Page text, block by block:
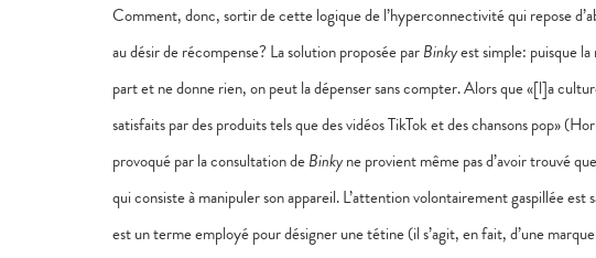
Comment, donc, sortir de cette logique de l’hyperconnectivité qui repose
au désir de récompense? La solution proposée parBinkyest simple: puisque
part et ne donne rien, on peut la dépenser sans compter. Alors que «[l]a
satisfaits par des produits tels que des vidéos TikTok et des chansons pop»
provoqué par la consultation deBinkyne provient même pas d’avoir trouvé
qui consiste à manipuler son appareil. L’attention volontairement gaspillée
est un terme employé pour désigner une tétine (il s’agit, en fait, d’une